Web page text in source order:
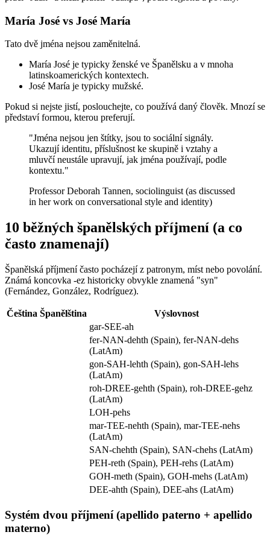
María José vs José María
Tato dvě jména nejsou zaměnitelná.
María José je typicky ženské ve Španělsku a v mnoha
latinskoamerických kontextech.
José María je typicky mužské.
Pokud si nejste jistí, poslouchejte, co používá daný člověk. Mnozí se
představí formou, kterou preferují.
"Jména nejsou jen štítky, jsou to sociální signály.
Ukazují identitu, příslušnost ke skupině i vztahy a
mluvčí neustále upravují, jak jména používají, podle
kontextu."
Professor Deborah Tannen, sociolinguist (as discussed
in her work on conversational style and identity)
10 běžných španělských příjmení (a co
často znamenají)
Španělská příjmení často pocházejí z patronym, míst nebo povolání.
Známá koncovka -ez historicky obvykle znamená "syn"
(Fernández, González, Rodríguez).
Čeština Španělština
Výslovnost
gar-SEE-ah
fer-NAN-dehth (Spain), fer-NAN-dehs
(LatAm)
gon-SAH-lehth (Spain), gon-SAH-lehs
(LatAm)
roh-DREE-gehth (Spain), roh-DREE-gehz
(LatAm)
LOH-pehs
mar-TEE-nehth (Spain), mar-TEE-nehs
(LatAm)
SAN-chehth (Spain), SAN-chehs (LatAm)
PEH-reth (Spain), PEH-rehs (LatAm)
GOH-meth (Spain), GOH-mehs (LatAm)
DEE-ahth (Spain), DEE-ahs (LatAm)
Systém dvou příjmení (apellido paterno + apellido
materno)